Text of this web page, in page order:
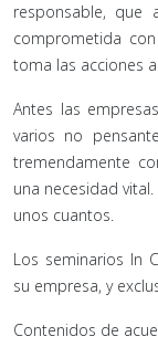
responsable, que
comprometida
toma las acciones
Antes las
varios no
tremendamente
una necesidad
unos cuantos.
Los seminarios In
su empresa, y
Contenidos de